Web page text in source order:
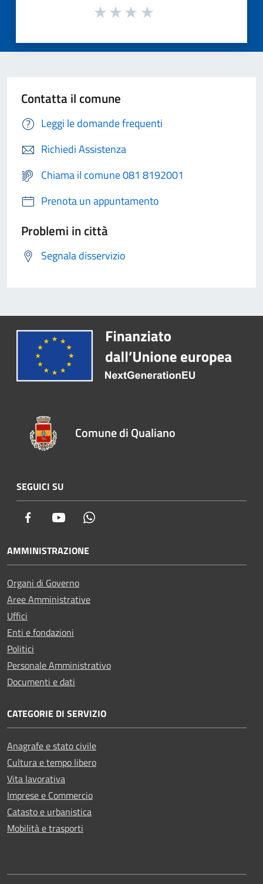
Contatta il comune
Leggi le domande frequenti
Richiedi Assistenza
Chiama il comune 081 8192001
Prenota un appuntamento
Problemi in città
Segnala disservizio
Comune di Qualiano
SEGUICI SU
Facebook Youtube
AMMINISTRAZIONE
Organi di Governo
Aree Amministrative
Uffici
Enti e fondazioni
Politici
Personale Amministrativo
Documenti e dati
CATEGORIE DI SERVIZIO
Anagrafe e stato civile
Cultura e tempo libero
Vita lavorativa
Imprese e Commercio
Catasto e urbanistica
Mobilità e trasporti